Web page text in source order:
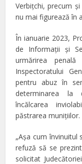
Verbiţchi, precum
nu mai figurează în
În ianuarie 2023,
de Informații și
urmărirea
Inspectoratului
pentru abuz în
determinarea la
încălcarea
păstrarea munițiilor.
„Așa cum învinuitul
refuză să se
solicitat